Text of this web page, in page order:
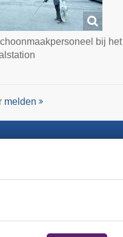
bij het
melden